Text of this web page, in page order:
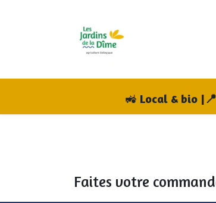
🚜 Local & bio
Faites votre